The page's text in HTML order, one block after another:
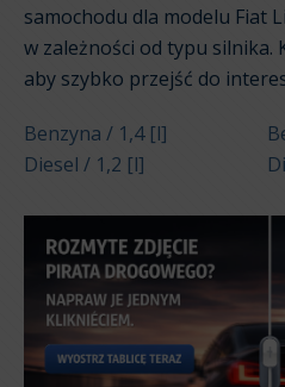
samochodu dla modelu Fiat
w zależności od typu silnika.
aby szybko przejść do
Benzyna / 1,4 [l]
Diesel / 1,2 [l]